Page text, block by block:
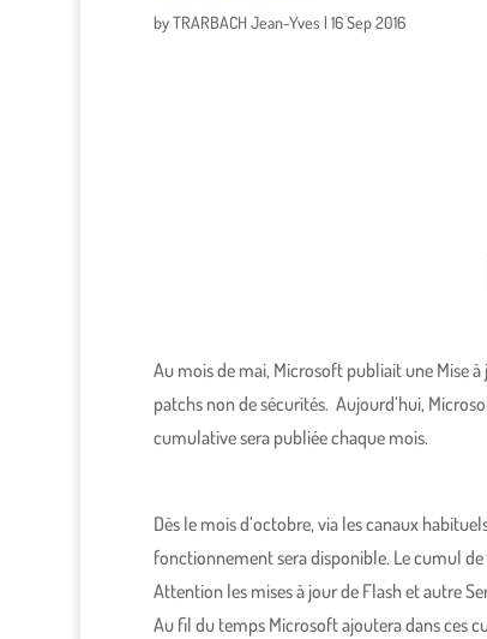
byTRARBACH Jean-Yves | 16 Sep 2016
Au mois de mai, Microsoft publiait une Mise
patchs non de sécurités. Aujourd’hui,
cumulative sera publiée chaque mois.
Dès le mois d’octobre, via les canaux
fonctionnement sera disponible. Le cumul
Attention les mises à jour de Flash et autre
Au fil du temps Microsoft ajoutera dans ces